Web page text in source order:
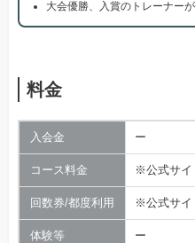
大会優勝、入賞のトレーナー
料金
入会金 ー
コース料金 ※公式サイ
回数券/都度利用 ※公式サイ
体験等 ー